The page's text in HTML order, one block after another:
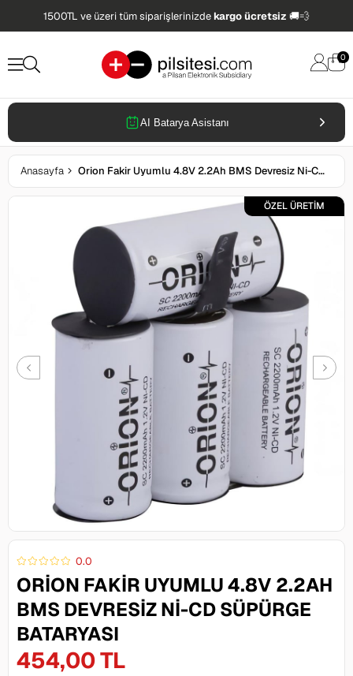
1500TL ve üzeri tüm siparişlerinizdekargo ücretsiz 🚚💨
0
AI Batarya Asistanı
Anasayfa Orion Fakir Uyumlu 4.8V 2.2Ah BMS Devresiz Ni-CD Süpürge Bataryası
ÖZEL ÜRETİM
0.0
ORION FAKIR UYUMLU 4.8V 2.2AH
BMS DEVRESIZ NI-CD SÜPÜRGE
BATARYASI
454,00 TL